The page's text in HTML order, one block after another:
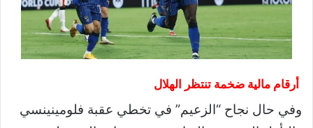
أرقام مالية ضخمة تنتظر الهلال
وفي حال نجاح “الزعيم” في تخطي عقبة فلومينينسي